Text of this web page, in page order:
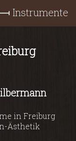
Instrumente
in Freiburg
Ästhetik